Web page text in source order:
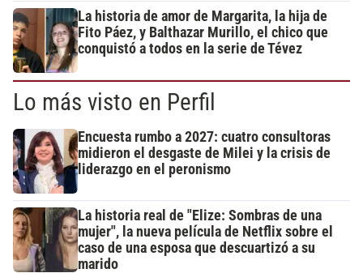
La historia de amor de Margarita, la hija de
Fito Páez, y Balthazar Murillo, el chico que
conquistó a todos en la serie de Tévez
Lo más visto en Perfil
Encuesta rumbo a 2027: cuatro consultoras
midieron el desgaste de Milei y la crisis de
liderazgo en el peronismo
La historia real de "Elize: Sombras de una
mujer", la nueva película de Netflix sobre el
caso de una esposa que descuartizó a su
marido